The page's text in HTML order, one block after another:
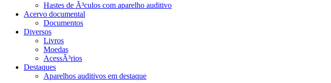
Hastes de Ã³culos com aparelho auditivo
Acervo documental
Documentos
Diversos
Livros
Moedas
AcessÃ³rios
Destaques
Aparelhos auditivos em destaque